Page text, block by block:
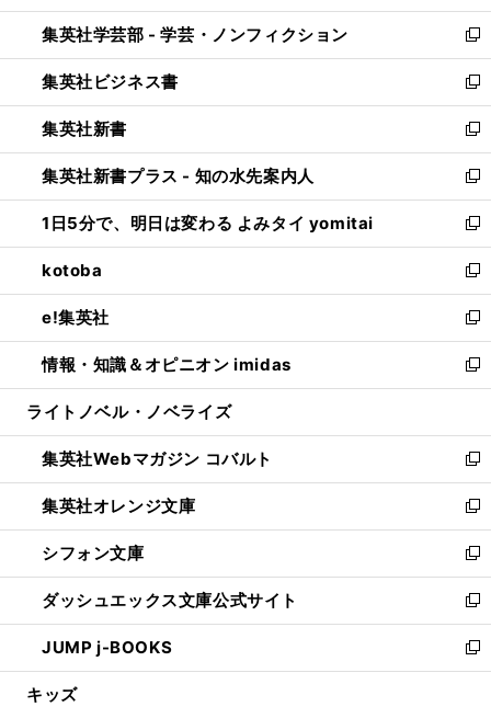
開
く
ウ
で
開
く
ン
ド
ウ
で
開
く
ウ
ィ
ン
ド
ウ
で
開
く
集英社学芸部 - 学芸・ノンフィクション
新
し
い
ウ
ィ
ン
ド
ウ
で
開
く
集英社ビジネス書
新
し
い
ウ
ィ
ン
ド
ウ
で
開
く
集英社新書
新
し
い
ウ
ィ
ン
ド
ウ
で
開
く
集英社新書プラス - 知の水先案内人
新
し
い
ウ
ィ
ン
ド
ウ
で
開
1日5分で、明日は変わる よみタイ yomitai
新
し
い
ウ
ィ
ン
ド
ウ
開
く
kotoba
新
し
い
ウ
ィ
ン
ウ
で
開
く
e!集英社
新
し
い
ウ
ン
ド
ウ
で
開
く
情報・知識＆オピニオン imidas
新
し
ウ
ィ
ン
ド
ウ
で
開
く
ライトノベル・ノベライズ
集英社Webマガジン コバルト
新
し
い
ウ
ィ
ン
ド
ウ
で
開
集英社オレンジ文庫
新
し
い
ウ
ィ
ン
ド
ウ
シフォン文庫
新
し
い
ウ
ィ
ン
ダッシュエックス文庫公式サイト
新
し
い
ウ
JUMP j-BOOKS
新
し
キッズ